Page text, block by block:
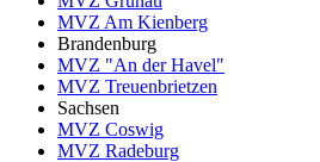
MVZ Am Kienberg
Brandenburg
MVZ "An der Havel"
MVZ Treuenbrietzen
Sachsen
MVZ Coswig
MVZ Radeburg